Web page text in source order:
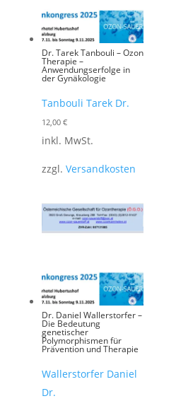
Dr. Tarek Tanbouli – Ozon
Therapie –
Anwendungserfolge in
der Gynäkologie
Tanbouli Tarek Dr.
12,00 €
inkl. MwSt.
zzgl. Versandkosten
Dr. Daniel Wallerstorfer –
Die Bedeutung
genetischer
Polymorphismen für
Prävention und Therapie
Wallerstorfer Daniel
Dr.